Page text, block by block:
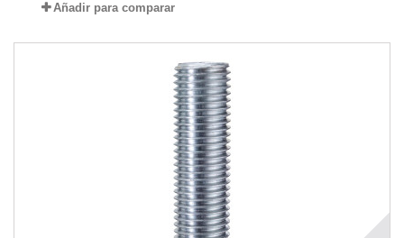
Añadir para comparar